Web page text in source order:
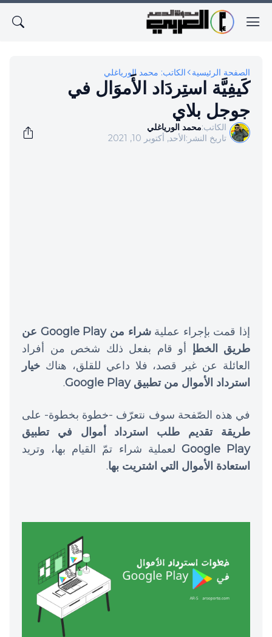
الصفحة الرئيسية الكاتب: محمد الورياغلي
كَيفِيَّة استِردَاد الأَموَال في
جوجل بلاي
الكاتب:محمد الورياغلي
تاريخ النشر:الأحد, أكتوبر 10, 2021
إذا قمت بإجراء عملية
شراء من Google Play عن
طريق الخطإ أو قام بفعل ذلك شخص من أفراد
العائلة عن غير قصد، فلا داعي للقلق، هناك خيار
استرداد الأموال من تطبيق Google Play
.
في هذه الصّفحة سوف نتعرّف -خطوة بخطوة- على
طريقة تقديم طلب استرداد أموال في تطبيق
Google Play لعملية شراء تمّ القيام بها، وتريد
استعادة الأموال التي اشتريت بها.